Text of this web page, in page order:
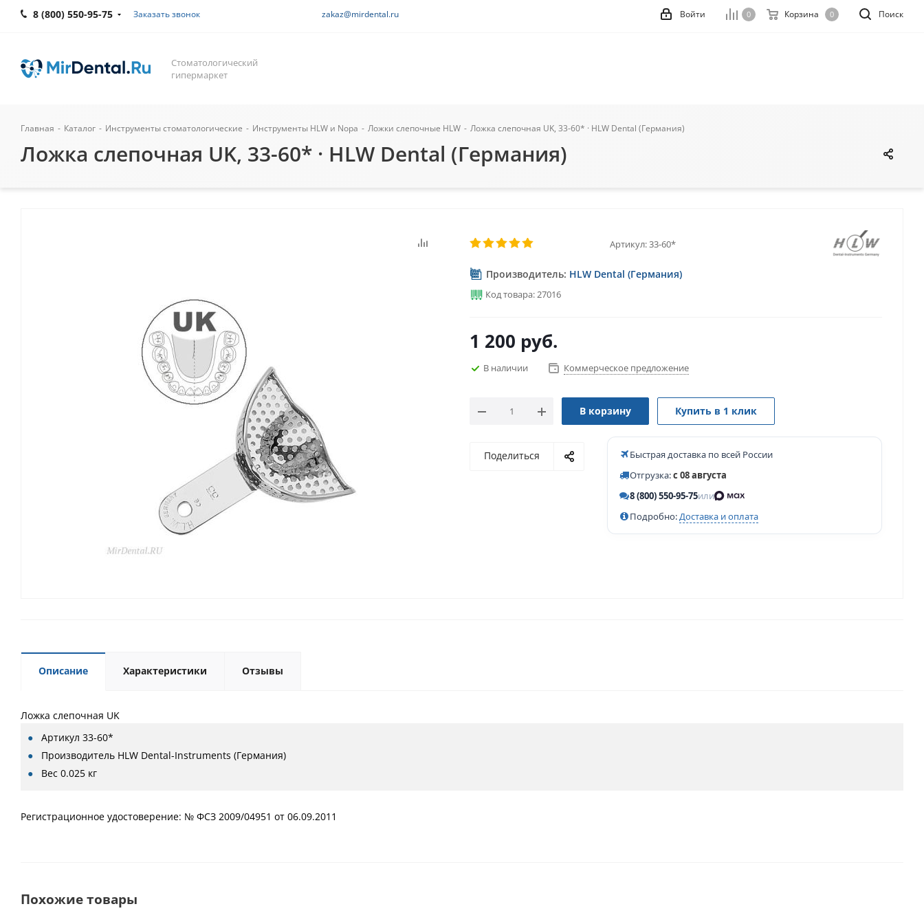
8 (800) 550-95-75 Заказать звонок zakaz@mirdental.ru Поиск
0 Корзина 0
Войти
Стоматологический
гипермаркет
Главная - Каталог - Инструменты стоматологические - Инструменты HLW и Nopa - Ложки слепочные HLW - Ложка слепочная UK, 33-60* · HLW Dental (Германия)
Ложка слепочная UK, 33-60* · HLW Dental (Германия)
Артикул:33-60*
Производитель: HLW Dental (Германия)
Код товара: 27016
1 200 руб.
В наличии Коммерческое предложение
В корзину Купить в 1 клик
Поделиться
Быстрая доставка по всей России
Отгрузка:с 08 августа
8 (800) 550-95-75или
Подробно:Доставка и оплата
Описание Характеристики Отзывы
Ложка слепочная UK
Артикул 33-60*
Производитель HLW Dental-Instruments (Германия)
Вес 0.025 кг
Регистрационное удостоверение: № ФСЗ 2009/04951 от 06.09.2011
Похожие товары